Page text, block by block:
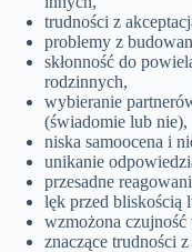
trudności z
problemy z
skłonność do
rodzinnych,
wybieranie
(świadomie lub nie),
niska samoocena i
unikanie
przesadne
lęk przed bliskością
wzmożona
znaczące trudności